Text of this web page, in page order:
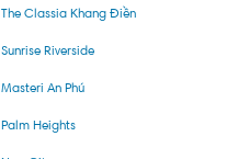
The Classia Khang Điền
Sunrise Riverside
Masteri An Phú
Palm Heights